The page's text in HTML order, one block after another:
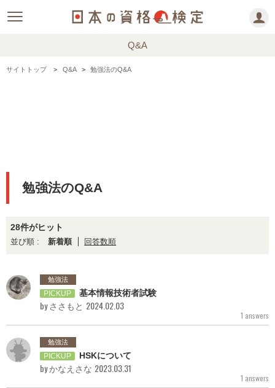
Q&A
サイトトップ Q&A 勉強法のQ&A
勉強法のQ&A
28件がヒット
新着順 回答数順
勉強法
PICKUP 基本情報技術者試験
by ささもと 2024.02.03
1 answers
勉強法
PICKUP HSKについて
by かなえさな 2023.03.31
1 answers